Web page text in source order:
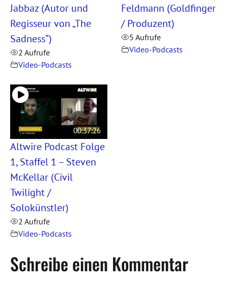
Jabbaz (Autor und
Regisseur von „The
Sadness“)
2 Aufrufe
Video-Podcasts
Feldmann (Goldfinger
/ Produzent)
5 Aufrufe
Video-Podcasts
00:37:26
Altwire Podcast Folge
1, Staffel 1 – Steven
McKellar (Civil
Twilight /
Solokünstler)
2 Aufrufe
Video-Podcasts
Schreibe einen Kommentar